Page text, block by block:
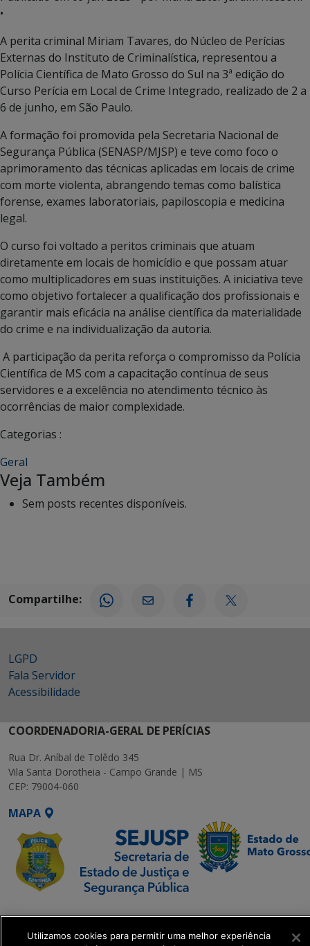
•
A perita criminal Miriam Tavares, do Núcleo de Perícias
Externas do Instituto de Criminalística, representou a
Polícia Científica de Mato Grosso do Sul na 3ª edição do
Curso Perícia em Local de Crime Integrado, realizado de 2 a
6 de junho, em São Paulo.
A formação foi promovida pela Secretaria Nacional de
Segurança Pública (SENASP/MJSP) e teve como foco o
aprimoramento das técnicas aplicadas em locais de crime
com morte violenta, abrangendo temas como balística
forense, exames laboratoriais, papiloscopia e medicina
legal.
O curso foi voltado a peritos criminais que atuam
diretamente em locais de homicídio e que possam atuar
como multiplicadores em suas instituições. A iniciativa teve
como objetivo fortalecer a qualificação dos profissionais e
garantir mais eficácia na análise científica da materialidade
do crime e na individualização da autoria.
A participação da perita reforça o compromisso da Polícia
Científica de MS com a capacitação contínua de seus
servidores e a excelência no atendimento técnico às
ocorrências de maior complexidade.
Categorias :
Geral
Veja Também
Sem posts recentes disponíveis.
Compartilhe:
LGPD
Fala Servidor
Acessibilidade
COORDENADORIA-GERAL DE PERÍCIAS
Rua Dr. Aníbal de Tolêdo 345
Vila Santa Dorotheia - Campo Grande | MS
CEP: 79004-060
MAPA
SETDIG | Secretaria-
Executiva de
Utilizamos cookies para permitir uma melhor experiência